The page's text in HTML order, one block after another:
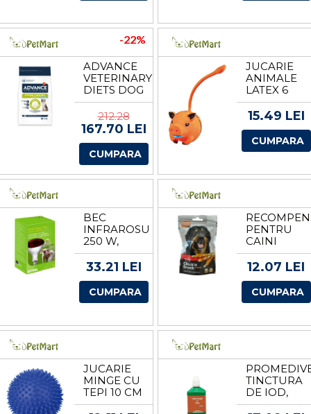
-22%
ADVANCE
VETERINARY
DIETS DOG
HYPOALLERGENIC,
2.5 KG
212.28
167.70 LEI
CUMPARA
JUCARIE
ANIMALE
LATEX 6
CM 3462
15.49 LEI
CUMPARA
BEC
INFRAROSU
250 W,
ALBERT
KERBL
33.21 LEI
CUMPARA
PENTRU
CAINI
SNACK
BATON
65G
12.07 LEI
CUMPARA
JUCARIE
MINGE CU
TEPI 10 CM
VINIL CU
TINCTURA
DE IOD,
100 ML